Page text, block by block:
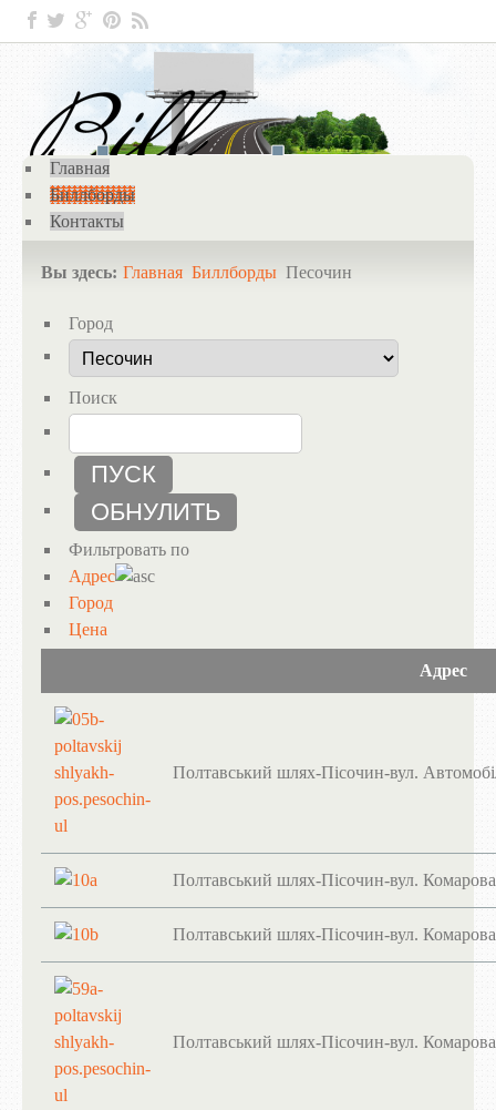
Главная
Биллборды
Контакты
Вы здесь: Главная Биллборды Песочин
Город
Поиск
Фильтровать по
Адрес
Город
Цена
Адрес
Полтавський шлях-Пісочин-вул.
Полтавський шлях-Пісочин-вул.
Полтавський шлях-Пісочин-вул.
Полтавський шлях-Пісочин-вул.